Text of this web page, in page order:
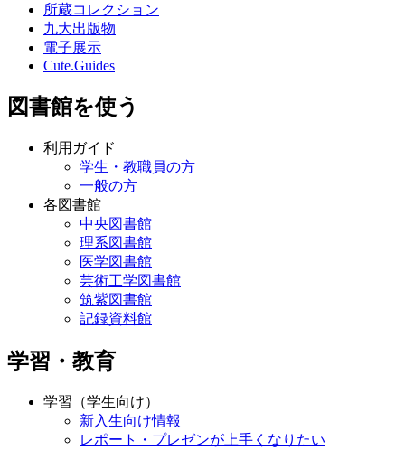
所蔵コレクション
九大出版物
電子展示
Cute.Guides
図書館を使う
利用ガイド
学生・教職員の方
一般の方
各図書館
中央図書館
理系図書館
医学図書館
芸術工学図書館
筑紫図書館
記録資料館
学習・教育
学習（学生向け）
新入生向け情報
レポート・プレゼンが上手くなりたい